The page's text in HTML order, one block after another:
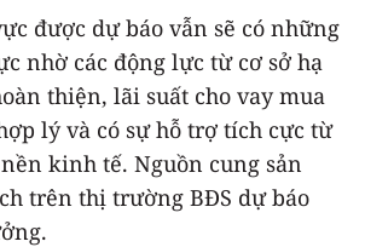
được dự báo vẫn sẽ có những
nhờ các động lực từ cơ sở hạ
thiện, lãi suất cho vay mua
lý và có sự hỗ trợ tích cực từ
kinh tế. Nguồn cung sản
trên thị trường BĐS dự báo